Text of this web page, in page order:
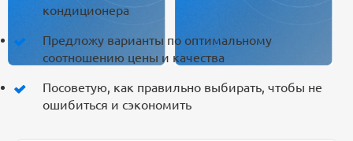
кондиционера
Предложу варианты по оптимальному
соотношению цены и качества
Посоветую, как правильно выбирать, чтобы не
ошибиться и сэкономить